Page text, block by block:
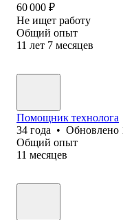
60 000 ₽
Не ищет работу
Общий опыт
11 лет 7 месяцев
Помощник технолога
34 года • Обновлено
Общий опыт
11 месяцев